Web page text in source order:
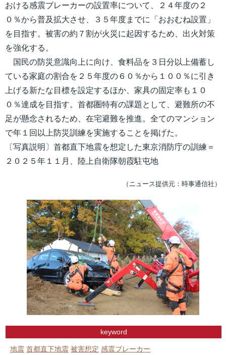
おける感震ブレーカーの設置率について、２４年度の２
０％から普及拡大させ、３５年度までに「おおむね設置」
を目指す。被害の約７割が火災に起因するため、出火対策
を強化する。
国民の防災意識向上に向け、食料品を３日分以上備蓄し
ている家庭の割合を２５年度の６０％から１００％に引き
上げる新たな目標を設定するほか、家具の固定率も１０
０％達成を目指す。首都圏特有の課題として、避難所の不
足が懸念されるため、在宅避難を推進。全てのマンション
で年１回以上防災訓練を実施することを掲げた。
〔写真説明〕首都直下地震を想定した東京消防庁の訓練＝
２０２５年１１月、陸上自衛隊朝霞駐屯地
（ニュース提供元：時事通信社）
keyword
地震 首都直下地震 被害想定 感震ブレーカー